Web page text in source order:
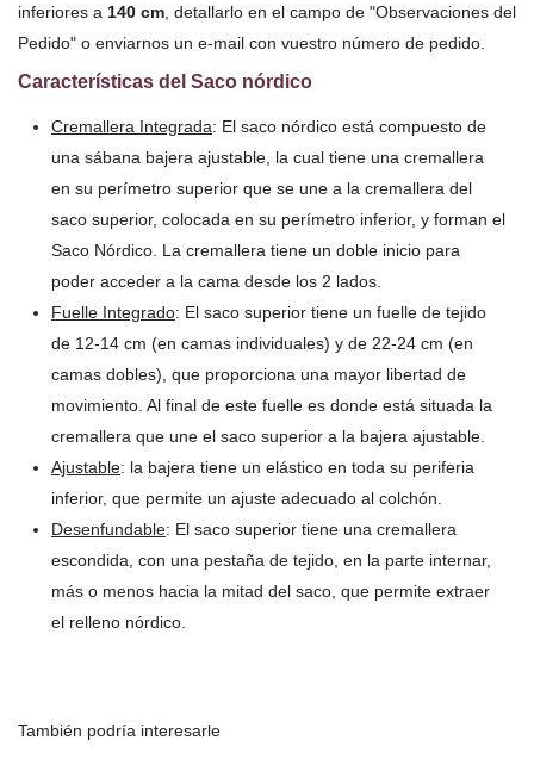
inferiores a 140 cm , detallarlo en el campo de "Observaciones del
Pedido" o enviarnos un e-mail con vuestro número de pedido.
Características del Saco nórdico
Cremallera Integrada: El saco nórdico está compuesto de
una sábana bajera ajustable, la cual tiene una cremallera
en su perímetro superior que se une a la cremallera del
saco superior, colocada en su perímetro inferior, y forman el
Saco Nórdico. La cremallera tiene un doble inicio para
poder acceder a la cama desde los 2 lados.
Fuelle Integrado: El saco superior tiene un fuelle de tejido
de 12-14 cm (en camas individuales) y de 22-24 cm (en
camas dobles), que proporciona una mayor libertad de
movimiento. Al final de este fuelle es donde está situada la
cremallera que une el saco superior a la bajera ajustable.
Ajustable: la bajera tiene un elástico en toda su periferia
inferior, que permite un ajuste adecuado al colchón.
Desenfundable: El saco superior tiene una cremallera
escondida, con una pestaña de tejido, en la parte internar,
más o menos hacia la mitad del saco, que permite extraer
el relleno nórdico.
También podría interesarle